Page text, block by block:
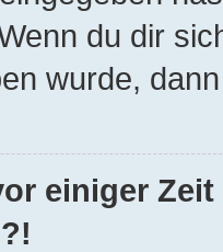
du dir
wurde,
einiger